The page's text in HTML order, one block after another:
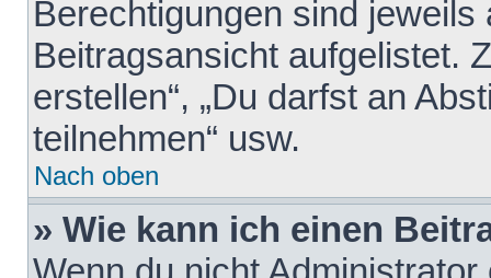
Berechtigungen sind
Beitragsansicht aufgelistet.
erstellen“, „Du darfst an
teilnehmen“ usw.
Nach oben
» Wie kann ich einen